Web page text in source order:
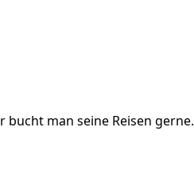
man seine Reisen gerne.